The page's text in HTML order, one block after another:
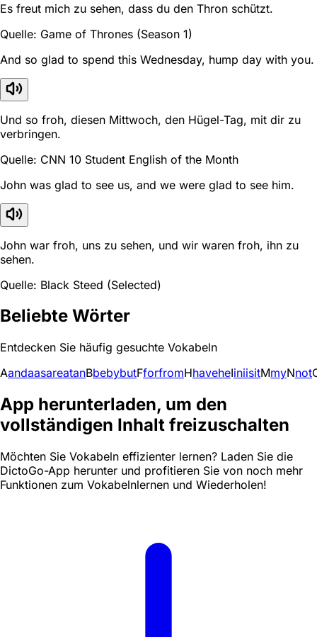
Es freut mich zu sehen, dass du den Thron schützt.
Quelle: Game of Thrones (Season 1)
And so glad to spend this Wednesday, hump day with you.
Und so froh, diesen Mittwoch, den Hügel-Tag, mit dir zu
verbringen.
Quelle: CNN 10 Student English of the Month
John was glad to see us, and we were glad to see him.
John war froh, uns zu sehen, und wir waren froh, ihn zu
sehen.
Quelle: Black Steed (Selected)
Beliebte Wörter
Entdecken Sie häufig gesuchte Vokabeln
AandaasareatanBbebybutFforfromHhaveheIiniisitMmyNnot
App herunterladen, um den
vollständigen Inhalt freizuschalten
Möchten Sie Vokabeln effizienter lernen? Laden Sie die
DictoGo-App herunter und profitieren Sie von noch mehr
Funktionen zum Vokabelnlernen und Wiederholen!